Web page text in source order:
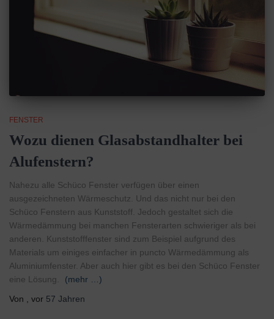
FENSTER
Wozu dienen Glasabstandhalter bei
Alufenstern?
Nahezu alle Schüco Fenster verfügen über einen
ausgezeichneten Wärmeschutz. Und das nicht nur bei den
Schüco Fenstern aus Kunststoff. Jedoch gestaltet sich die
Wärmedämmung bei manchen Fensterarten schwieriger als bei
anderen. Kunststofffenster sind zum Beispiel aufgrund des
Materials um einiges einfacher in puncto Wärmedämmung als
Aluminiumfenster. Aber auch hier gibt es bei den Schüco Fenster
eine Lösung.
(mehr …)
Von
, vor 57 Jahren